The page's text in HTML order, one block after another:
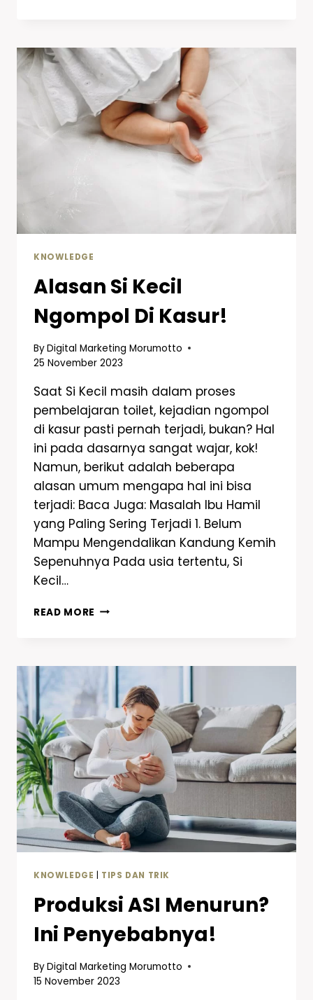
KNOWLEDGE
Alasan Si Kecil
Ngompol Di Kasur!
ByDigital Marketing Morumotto
25 November 2023
Saat Si Kecil masih dalam proses
pembelajaran toilet, kejadian ngompol
di kasur pasti pernah terjadi, bukan? Hal
ini pada dasarnya sangat wajar, kok!
Namun, berikut adalah beberapa
alasan umum mengapa hal ini bisa
terjadi: Baca Juga: Masalah Ibu Hamil
yang Paling Sering Terjadi 1. Belum
Mampu Mengendalikan Kandung Kemih
Sepenuhnya Pada usia tertentu, Si
Kecil…
READ MORE
KNOWLEDGE TIPS DAN TRIK
Produksi ASI Menurun?
Ini Penyebabnya!
ByDigital Marketing Morumotto
15 November 2023